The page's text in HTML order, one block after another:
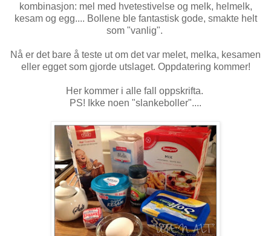
kombinasjon: mel med hvetestivelse og melk, helmelk,
kesam og egg.... Bollene ble fantastisk gode, smakte helt
som "vanlig".
Nå er det bare å teste ut om det var melet, melka, kesamen
eller egget som gjorde utslaget. Oppdatering kommer!
Her kommer i alle fall oppskrifta.
PS! Ikke noen "slankeboller"....